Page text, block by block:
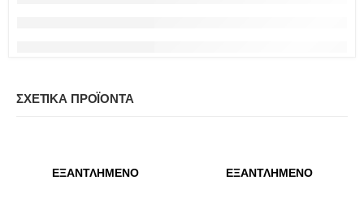
ΣΧΕΤΙΚΆ ΠΡΟΪΌΝΤΑ
ΕΞΑΝΤΛΗΜΈΝΟ ΕΞΑΝΤΛΗΜΈΝΟ